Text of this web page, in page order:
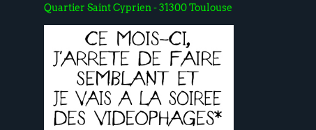
Quartier Saint Cyprien - 31300 Toulouse